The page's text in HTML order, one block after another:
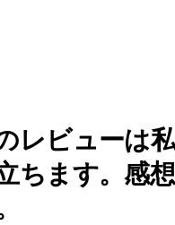
レビューは
ちます。感